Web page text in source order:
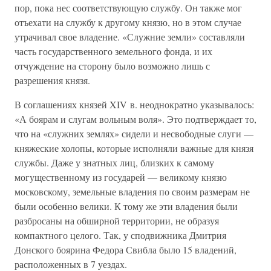
пор, пока нес соответствующую службу. Он также мог
отъехати на службу к другому князю, но в этом случае
утрачивал свое владение. «Служние земли» составляли
часть государственного земельного фонда, и их
отчуждение на сторону было возможно лишь с
разрешения князя.
В соглашениях князей XIV в. неоднократно указывалось:
«А боярам и слугам вольным воля». Это подтверждает то,
что на «служних землях» сидели и несвободные слуги —
княжеские холопы, которые исполняли важные для князя
службы. Даже у знатных лиц, близких к самому
могущественному из государей — великому князю
московскому, земельные владения по своим размерам не
были особенно велики. К тому же эти владения были
разбросаны на обширной территории, не образуя
компактного целого. Так, у сподвижника Дмитрия
Донского боярина Федора Свибла было 15 владений,
расположенных в 7 уездах.